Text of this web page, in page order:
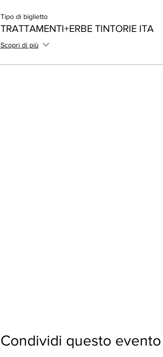
Tipo di biglietto
TRATTAMENTI+ERBE TINTORIE ITA
Scopri di più
Condividi questo evento